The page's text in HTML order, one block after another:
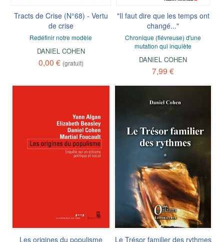
Tracts de Crise (N°68) - Vertu
de crise
Redéfinir notre modèle
DANIEL COHEN
0,00 € (gratuit)
"Il faut dire que les temps ont
changé..."
Chronique (fiévreuse) d'une
mutation qui inquiète
DANIEL COHEN
7,99 €
Les origines du populisme Le Trésor familier des rythmes